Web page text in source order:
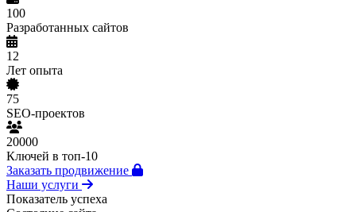
100
Разработанных сайтов
12
Лет опыта
75
SEO-проектов
20000
Ключей в топ-10
Заказать продвижение
Наши услуги
Показатель успеха